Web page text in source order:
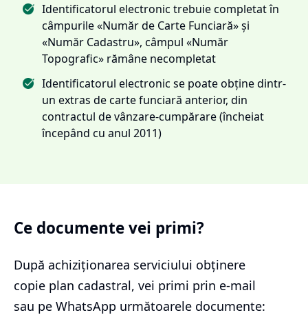
Identificatorul electronic trebuie completat în
câmpurile «Număr de Carte Funciară» și
«Număr Cadastru», câmpul «Număr
Topografic» rămâne necompletat
Identificatorul electronic se poate obține dintr-
un extras de carte funciară anterior, din
contractul de vânzare-cumpărare (încheiat
începând cu anul 2011)
Ce documente vei primi?
După achiziționarea serviciului obținere
copie plan cadastral, vei primi prin e-mail
sau pe WhatsApp următoarele documente: